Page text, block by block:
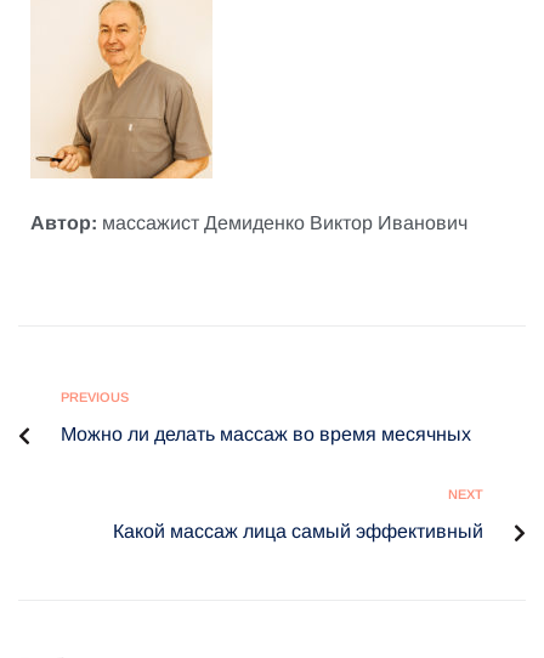
Автор: массажист Демиденко Виктор Иванович
PREVIOUS
Можно ли делать массаж во время месячных
NEXT
Какой массаж лица самый эффективный